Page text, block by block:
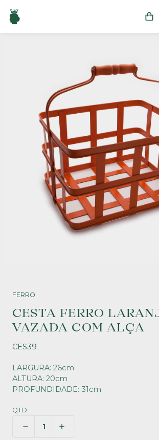
FERRO
CESTA FERRO
VAZADA COM ALÇA
CES39
LARGURA: 26cm
ALTURA: 20cm
PROFUNDIDADE: 31cm
QTD.